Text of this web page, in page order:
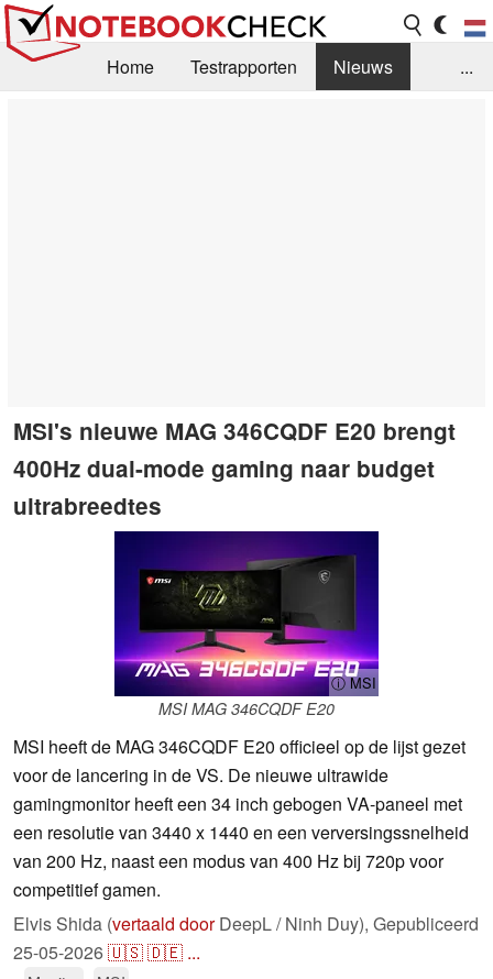
Home Testrapporten
Nieuws
...
MSI's nieuwe MAG 346CQDF E20 brengt
400Hz dual-mode gaming naar budget
ultrabreedtes
ⓘ MSI
MSI MAG 346CQDF E20
MSI heeft de MAG 346CQDF E20 officieel op de lijst gezet
voor de lancering in de VS. De nieuwe ultrawide
gamingmonitor heeft een 34 inch gebogen VA-paneel met
een resolutie van 3440 x 1440 en een verversingssnelheid
van 200 Hz, naast een modus van 400 Hz bij 720p voor
competitief gamen.
Elvis Shida (vertaald doorDeepL / Ninh Duy), Gepubliceerd
25-05-2026🇺🇸🇩🇪 ...